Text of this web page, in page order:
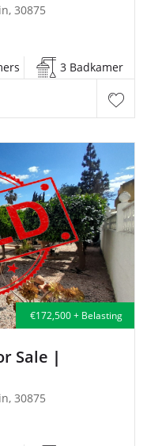
30875
3 Badkamer
€172,500 + Belasting
Sale |
30875